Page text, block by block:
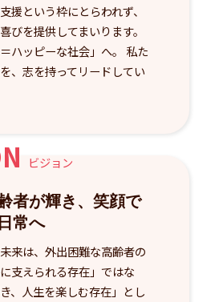
援という枠にとらわれず、
びを提供してまいります。
＝ハッピーな社会」へ。 私た
、志を持ってリードしてい
ビジョン
者が輝き、笑顔で
常へ
来は、外出困難な高齢者の
支えられる存在」ではな
、人生を楽しむ存在」とし